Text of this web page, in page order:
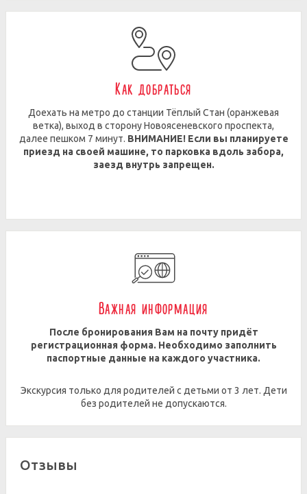
Как добраться
Доехать на метро до станции Тёплый Стан (оранжевая
ветка), выход в сторону Новоясеневского проспекта,
далее пешком 7 минут. ВНИМАНИЕ! Если вы планируете
приезд на своей машине, то парковка вдоль забора,
заезд внутрь запрещен.
Важная информация
После бронирования Вам на почту придёт
регистрационная форма. Необходимо заполнить
паспортные данные на каждого участника.
Экскурсия только для родителей с детьми от 3 лет. Дети
без родителей не допускаются.
Отзывы